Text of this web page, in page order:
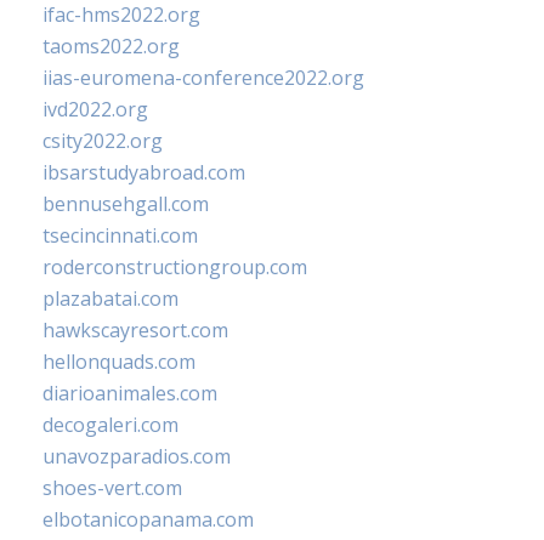
ifac-hms2022.org
taoms2022.org
iias-euromena-conference2022.org
ivd2022.org
csity2022.org
ibsarstudyabroad.com
bennusehgall.com
tsecincinnati.com
roderconstructiongroup.com
plazabatai.com
hawkscayresort.com
hellonquads.com
diarioanimales.com
decogaleri.com
unavozparadios.com
shoes-vert.com
elbotanicopanama.com